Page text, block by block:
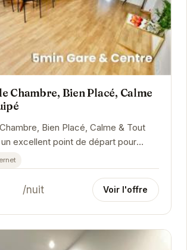
Chambre, Bien Placé, Calme
Bien Placé, Calme & Tout
excellent point de départ pour
Son emplacement stratégique
/nuit Voir l'offre